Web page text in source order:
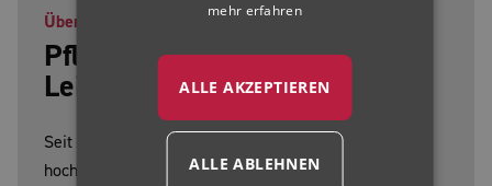
Über uns
Pflasterfugen sind unsere
Leidenschaft
Seit 1989 entwickeln, produzieren und vertreiben wir
hochwertige bauchemische Produkte weltweit. Unser
mehr erfahren
ALLE AKZEPTIEREN
ALLE ABLEHNEN